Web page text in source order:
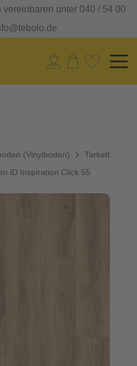
unter 040 / 54 00
(Vinylboden)
Tarkett
iD Inspiration Click 55